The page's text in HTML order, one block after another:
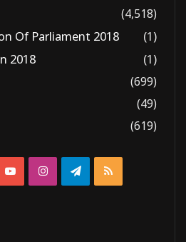
(4,518)
Of Parliament 2018
(1)
2018
(1)
(699)
(49)
(619)
YouTubeInstagramTelegram
RSS